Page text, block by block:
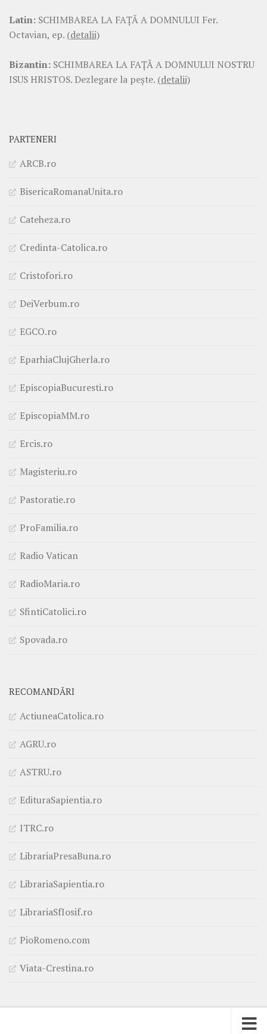
Latin: SCHIMBAREA LA FAŢĂ A DOMNULUI Fer.
Octavian, ep. (detalii)
Bizantin: SCHIMBAREA LA FAŢĂ A DOMNULUI NOSTRU
ISUS HRISTOS. Dezlegare la pește. (detalii)
PARTENERI
ARCB.ro
BisericaRomanaUnita.ro
Cateheza.ro
Credinta-Catolica.ro
Cristofori.ro
DeiVerbum.ro
EGCO.ro
EparhiaClujGherla.ro
EpiscopiaBucuresti.ro
EpiscopiaMM.ro
Ercis.ro
Magisteriu.ro
Pastoratie.ro
ProFamilia.ro
Radio Vatican
RadioMaria.ro
SfintiCatolici.ro
Spovada.ro
RECOMANDĂRI
ActiuneaCatolica.ro
AGRU.ro
ASTRU.ro
EdituraSapientia.ro
ITRC.ro
LibrariaPresaBuna.ro
LibrariaSapientia.ro
LibrariaSfIosif.ro
PioRomeno.com
Viata-Crestina.ro